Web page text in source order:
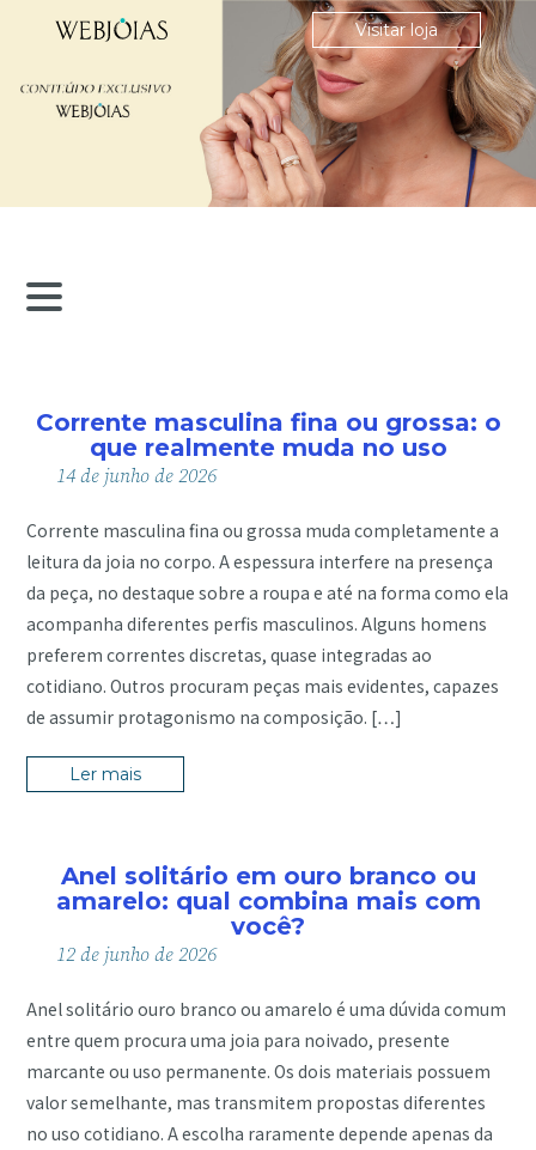
Visitar loja
Corrente masculina fina ou grossa: o
que realmente muda no uso
14de junhode2026
Corrente masculina fina ou grossa muda completamente a
leitura da joia no corpo. A espessura interfere na presença
da peça, no destaque sobre a roupa e até na forma como ela
acompanha diferentes perfis masculinos. Alguns homens
preferem correntes discretas, quase integradas ao
cotidiano. Outros procuram peças mais evidentes, capazes
de assumir protagonismo na composição. […]
Ler mais
Anel solitário em ouro branco ou
amarelo: qual combina mais com
você?
12de junhode2026
Anel solitário ouro branco ou amarelo é uma dúvida comum
entre quem procura uma joia para noivado, presente
marcante ou uso permanente. Os dois materiais possuem
valor semelhante, mas transmitem propostas diferentes
no uso cotidiano. A escolha raramente depende apenas da